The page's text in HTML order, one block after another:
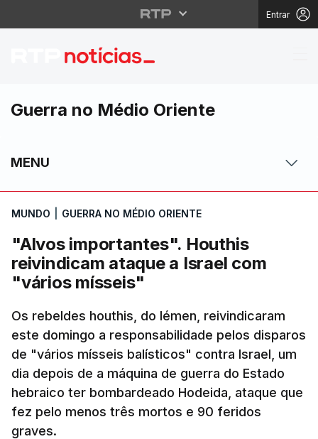
Entrar
"Alvos importantes".
Guerra no Médio Oriente
MENU
MUNDO GUERRA NO MÉDIO ORIENTE
"Alvos importantes". Houthis
reivindicam ataque a Israel com
"vários mísseis"
Os rebeldes houthis, do Iémen, reivindicaram
este domingo a responsabilidade pelos disparos
de "vários mísseis balísticos" contra Israel, um
dia depois de a máquina de guerra do Estado
hebraico ter bombardeado Hodeida, ataque que
fez pelo menos três mortos e 90 feridos
graves.